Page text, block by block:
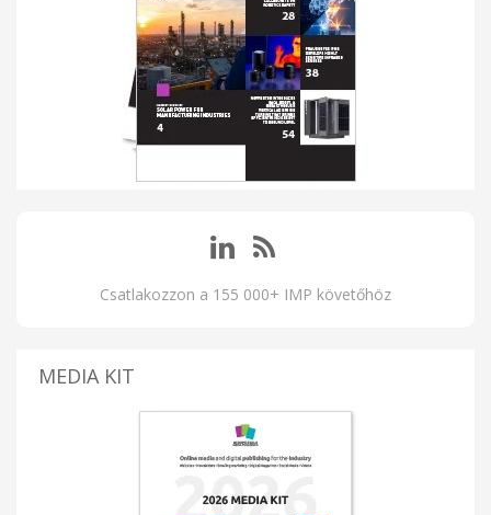
Csatlakozzon a 155 000+ IMP követőhöz
MEDIA KIT